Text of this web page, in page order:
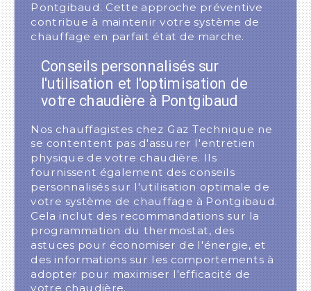
Pontgibaud. Cette approche préventive
contribue à maintenir votre système de
chauffage en parfait état de marche.
Conseils personnalisés sur
l'utilisation et l'optimisation de
votre chaudière à Pontgibaud
Nos chauffagistes chez Gaz Technique ne
se contentent pas d'assurer l'entretien
physique de votre chaudière. Ils
fournissent également des conseils
personnalisés sur l'utilisation optimale de
votre système de chauffage à Pontgibaud.
Cela inclut des recommandations sur la
programmation du thermostat, des
astuces pour économiser de l'énergie, et
des informations sur les comportements à
adopter pour maximiser l'efficacité de
votre chaudière.